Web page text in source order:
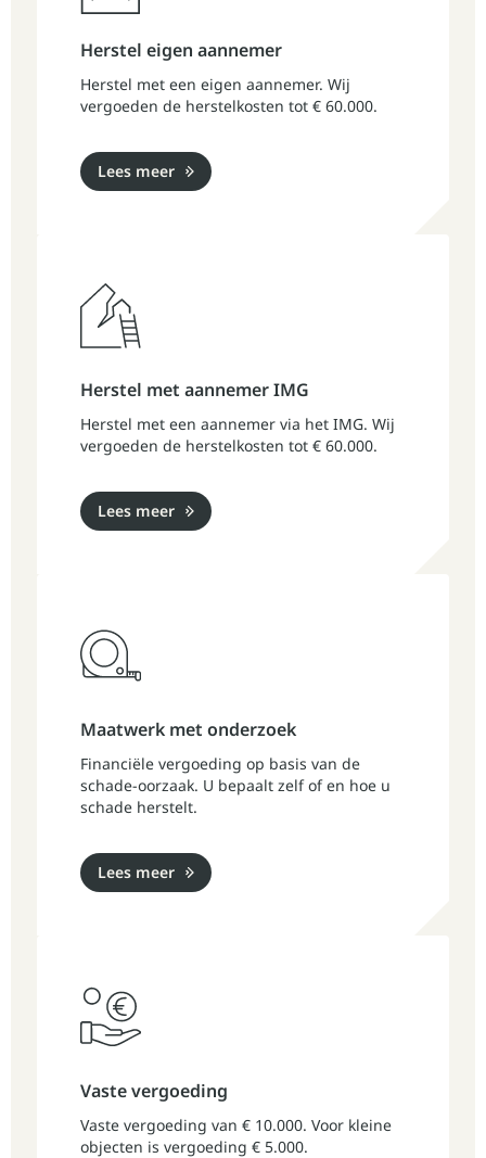
Herstel eigen aannemer
Herstel met een eigen aannemer. Wij
vergoeden de herstelkosten tot € 60.000.
Lees meer
Herstel met aannemer IMG
Herstel met een aannemer via het IMG. Wij
vergoeden de herstelkosten tot € 60.000.
Lees meer
Maatwerk met onderzoek
Financiële vergoeding op basis van de
schade-oorzaak. U bepaalt zelf of en hoe u
schade herstelt.
Lees meer
Vaste vergoeding
Vaste vergoeding van € 10.000. Voor kleine
objecten is vergoeding € 5.000.